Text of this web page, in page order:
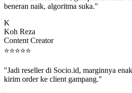
Koh Reza
Content Creator
⭐⭐⭐⭐⭐
kirim order ke client gampang."